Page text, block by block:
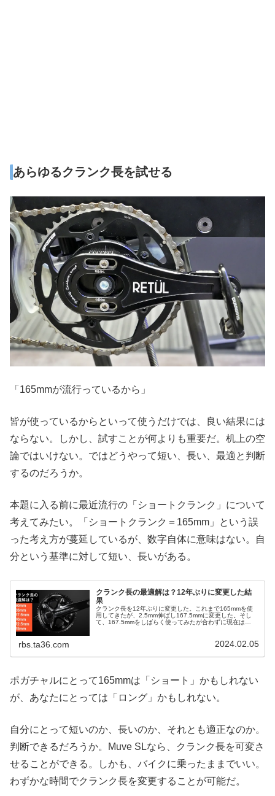
あらゆるクランク長を試せる
「165mmが流行っているから」
皆が使っているからといって使うだけでは、良い結果には
ならない。しかし、試すことが何よりも重要だ。机上の空
論ではいけない。ではどうやって短い、長い、最適と判断
するのだろうか。
本題に入る前に最近流行の「ショートクランク」について
考えてみたい。「ショートクランク＝165mm」という誤
った考え方が蔓延しているが、数字自体に意味はない。自
分という基準に対して短い、長いがある。
クランク長の最適解は？12年ぶりに変更した結
果
クランク長を12年ぶりに変更した。これまで165mmを使
用してきたが、2.5mm伸ばし167.5mmに変更した。そし
て、167.5mmをしばらく使ってみたが合わずに現在は
感覚的な理由だった。変更するまでにさまざまな論文を漁
り調査をおこなったが明確な判断材料はほとんどなかっ
た。結論はクラン...
rbs.ta36.com 2024.02.05
ポガチャルにとって165mmは「ショート」かもしれない
が、あなたにとっては「ロング」かもしれない。
自分にとって短いのか、長いのか、それとも適正なのか。
判断できるだろうか。Muve SLなら、クランク長を可変さ
せることができる。しかも、バイクに乗ったままでいい。
わずかな時間でクランク長を変更することが可能だ。